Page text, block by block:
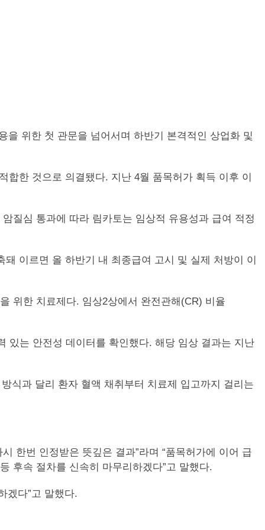
을 위한 첫 관문을 넘어서며 하반기 본격적인 상업화 및
합한 것으로 의결됐다. 지난 4월 품목허가 획득 이후 이
질심 통과에 따라 림카토는 임상적 유용성과 급여 적정
이르면 올 하반기 내 최종급여 고시 및 실제 처방이 이
위한 치료제다. 임상2상에서 완전관해(CR) 비율
있는 안전성 데이터를 확인했다. 해당 임상 결과는 지난
식과 달리 환자 혈액 채취부터 치료제 입고까지 걸리는
한번 인정받은 뜻깊은 결과”라며 “품목허가에 이어 급
후속 절차를 신속히 마무리하겠다”고 말했다.
겠다”고 말했다.